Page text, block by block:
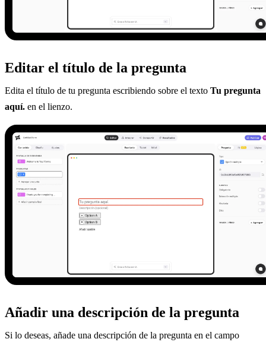
Editar el título de la pregunta
Edita el título de tu pregunta escribiendo sobre el texto Tu pregunta
aquí. en el lienzo.
Añadir una descripción de la pregunta
Si lo deseas, añade una descripción de la pregunta en el campo